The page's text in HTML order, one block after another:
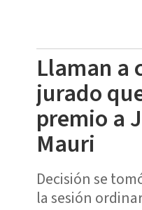
Llaman a
jurado
premio a
Mauri
Decisión se
la sesión